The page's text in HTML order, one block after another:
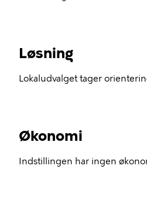
Løsning
Lokaludvalget tager
Økonomi
Indstillingen har ingen